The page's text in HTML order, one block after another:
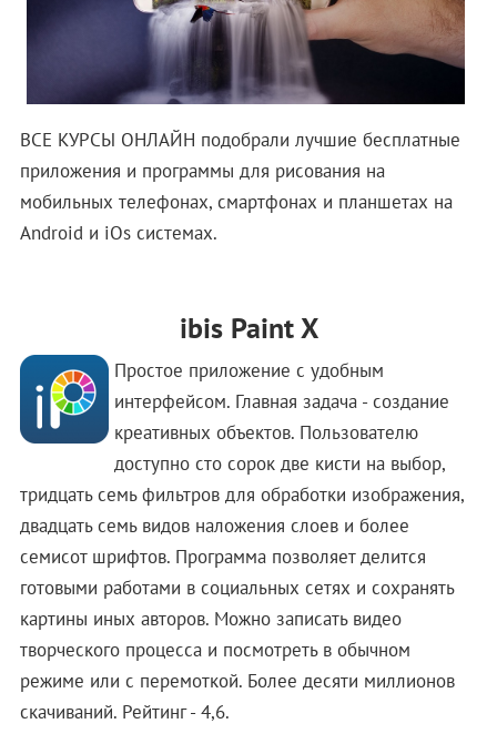
ВСЕ КУРСЫ ОНЛАЙН подобрали лучшие бесплатные
приложения и программы для рисования на
мобильных телефонах, смартфонах и планшетах на
Android и iOs системах.
ibis Paint X
Простое приложение с удобным
интерфейсом. Главная задача - создание
креативных объектов. Пользователю
доступно сто сорок две кисти на выбор,
тридцать семь фильтров для обработки изображения,
двадцать семь видов наложения слоев и более
семисот шрифтов. Программа позволяет делится
готовыми работами в социальных сетях и сохранять
картины иных авторов. Можно записать видео
творческого процесса и посмотреть в обычном
режиме или с перемоткой. Более десяти миллионов
скачиваний. Рейтинг - 4,6.